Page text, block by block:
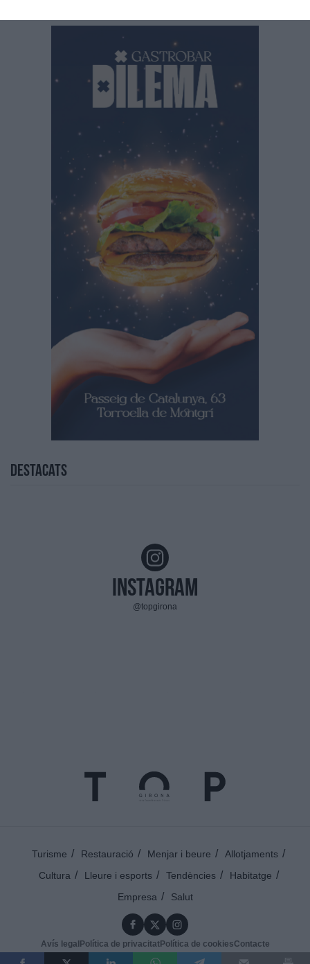
Destacats
Instagram
@topgirona
Turisme Restauració Menjar i beure
Allotjaments
Cultura
Lleure i esports Tendències
Habitatge
Empresa
Salut
Avís legal Política de privacitatPolítica de cookiesContacte